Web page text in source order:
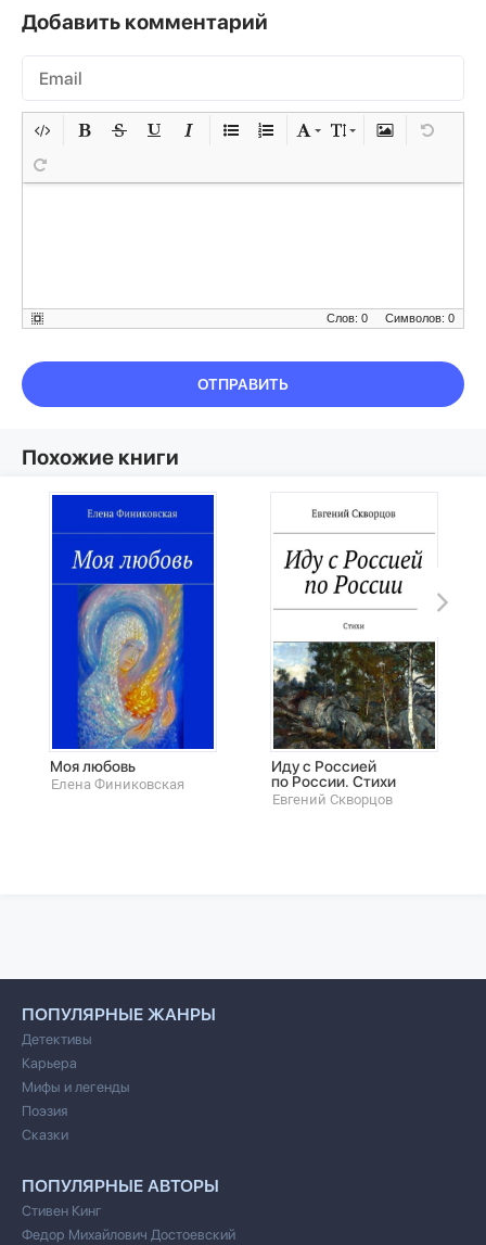
Добавить комментарий
Символов: 0
Слов: 0
ОТПРАВИТЬ
Похожие книги
Моя любовь
Елена Финиковская
Иду с Россией
по России. Стихи
Евгений Скворцов
ПОПУЛЯРНЫЕ ЖАНРЫ
Детективы
Карьера
Мифы и легенды
Поэзия
Сказки
ПОПУЛЯРНЫЕ АВТОРЫ
Стивен Кинг
Федор Михайлович Достоевский